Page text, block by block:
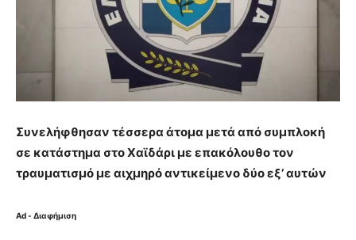
Συνελήφθησαν τέσσερα άτομα μετά από συμπλοκή
σε κατάστημα στο Χαϊδάρι με επακόλουθο τον
τραυματισμό με αιχμηρό αντικείμενο δύο εξ’ αυτών
Ad - Διαφήμιση